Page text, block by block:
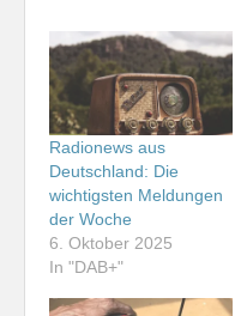
Radionews aus
Deutschland: Die
wichtigsten Meldungen
der Woche
6. Oktober 2025
In "DAB+"